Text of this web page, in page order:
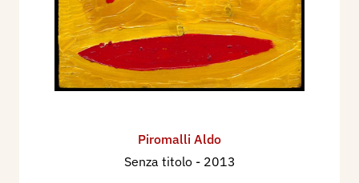
Piromalli Aldo
Senza titolo - 2013